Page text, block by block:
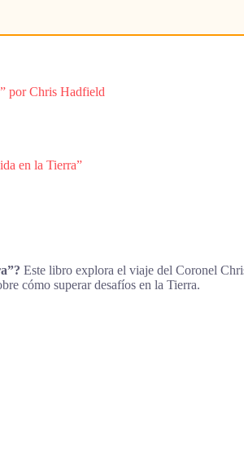
por Chris Hadfield
en la Tierra”
Este libro explora el viaje del Coronel
cómo superar desafíos en la Tierra.